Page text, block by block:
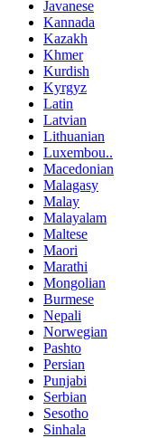
Javanese
Kannada
Kazakh
Khmer
Kurdish
Kyrgyz
Latin
Latvian
Lithuanian
Luxembou..
Macedonian
Malagasy
Malay
Malayalam
Maltese
Maori
Marathi
Mongolian
Burmese
Nepali
Norwegian
Pashto
Persian
Punjabi
Serbian
Sesotho
Sinhala